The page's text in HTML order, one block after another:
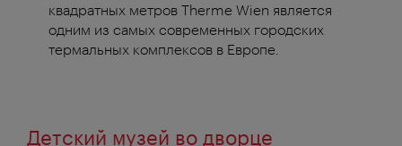
квадратных метров Therme Wien является
одним из самых современных городских
термальных комплексов в Европе.
Детский музей во дворце